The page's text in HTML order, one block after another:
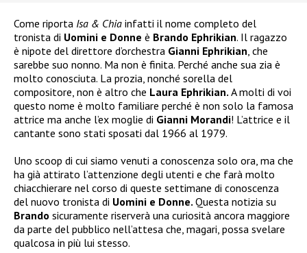
Come riporta Isa & Chia infatti il nome completo del
tronista di Uomini e Donne è Brando Ephrikian. Il ragazzo
è nipote del direttore d’orchestra Gianni Ephrikian, che
sarebbe suo nonno. Ma non è finita. Perché anche sua zia è
molto conosciuta. La prozia, nonché sorella del
compositore, non è altro che Laura Ephrikian. A molti di voi
questo nome è molto familiare perché è non solo la famosa
attrice ma anche l’ex moglie di Gianni Morandi! L’attrice e il
cantante sono stati sposati dal 1966 al 1979.
Uno scoop di cui siamo venuti a conoscenza solo ora, ma che
ha già attirato l’attenzione degli utenti e che farà molto
chiacchierare nel corso di queste settimane di conoscenza
del nuovo tronista di Uomini e Donne. Questa notizia su
Brando sicuramente riserverà una curiosità ancora maggiore
da parte del pubblico nell’attesa che, magari, possa svelare
qualcosa in più lui stesso.